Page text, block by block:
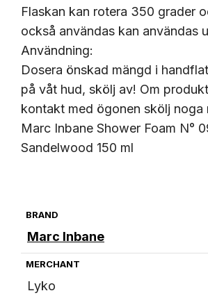
Flaskan kan rotera 350 grader
också användas kan användas
Användning:
Dosera önskad mängd i
på våt hud, skölj av! Om
kontakt med ögonen skölj noga
Marc Inbane Shower Foam N°
Sandelwood 150 ml
BRAND
Marc Inbane
MERCHANT
Lyko